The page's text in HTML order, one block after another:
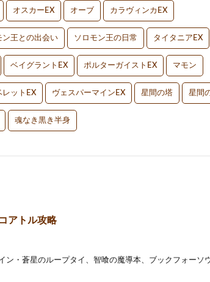
オスカーEX オーブ カラヴィンカEX
ン王との出会い ソロモン王の日常 タイタニアEX
ベイグラントEX ポルターガイストEX マモン
レットEX ヴェスパーマインEX 星間の塔 星間
魂なき黒き半身
アトル攻略
ン・蒼星のループタイ、智喰の魔導本、ブックフォーソ